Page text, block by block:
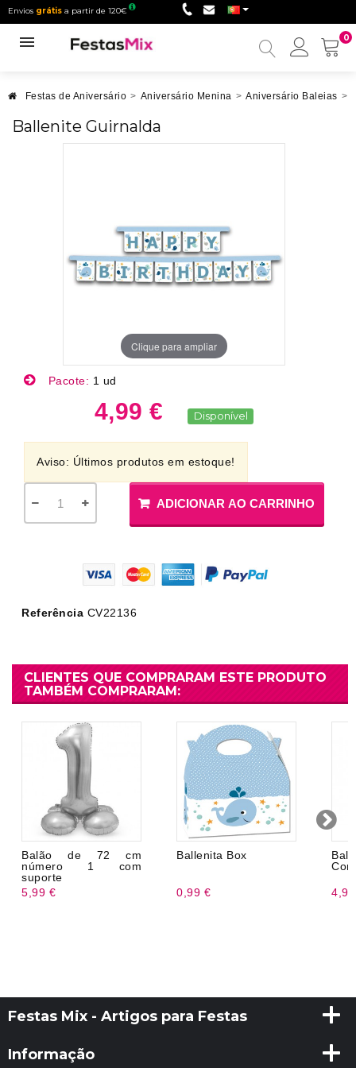
Envios grátis a partir de 120€
0
Minha
Festas de Aniversário > Aniversário Menina > Aniversário Baleias >
Ballenite Guirnalda
Clique para ampliar
Pacote: 1 ud
4,99 € Disponível
Aviso: Últimos produtos em estoque!
ADICIONAR AO CARRINHO
Referência CV22136
CLIENTES QUE COMPRARAM ESTE PRODUTO
TAMBÉM COMPRARAM:
Balão de 72 cm
número 1 com
suporte
5,99 €
Ballenita Box
0,99 €
Festas Mix - Artigos para Festas
Informação